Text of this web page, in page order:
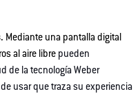
Mediante una pantalla digital
al aire libre pueden
de la tecnología Weber
usar que traza su experiencia